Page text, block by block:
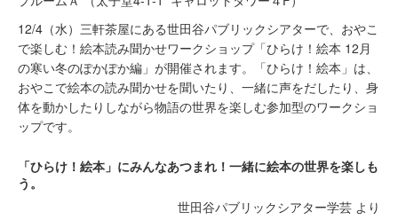
12/4（水）三軒茶屋にある世田谷パブリックシアターで、おやこ
で楽しむ！絵本読み聞かせワークショップ「ひらけ！絵本 12月
の寒い冬のぽかぽか編」が開催されます。「ひらけ！絵本」は、
おやこで絵本の読み聞かせを聞いたり、一緒に声をだしたり、身
体を動かしたりしながら物語の世界を楽しむ参加型のワークショ
ップです。
「ひらけ！絵本」にみんなあつまれ！一緒に絵本の世界を楽しも
う。
世田谷パブリックシアター学芸 より